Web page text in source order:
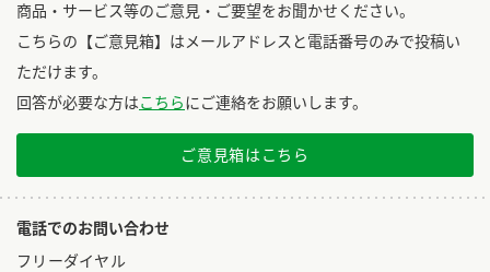
商品・サービス等のご意見・ご要望をお聞かせください。
こちらの【ご意見箱】はメールアドレスと電話番号のみで投稿い
ただけます。
回答が必要な方はこちらにご連絡をお願いします。
ご意見箱はこちら
電話でのお問い合わせ
フリーダイヤル